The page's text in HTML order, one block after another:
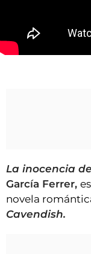
FIESTAS EN EL
ESQUELAS
La inocencia
García Ferrer,
novela
Cavendish.